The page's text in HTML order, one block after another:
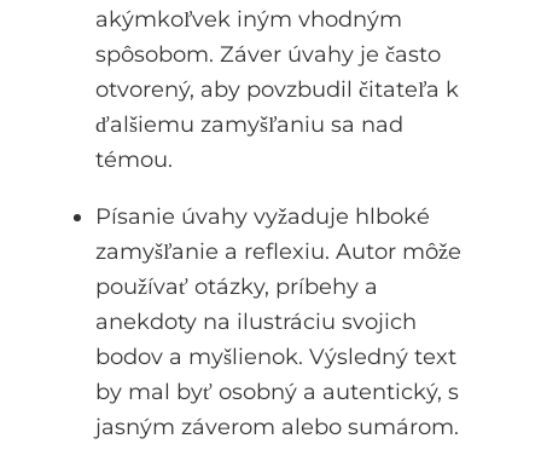
akýmkoľvek iným vhodným
spôsobom. Záver úvahy je často
otvorený, aby povzbudil čitateľa k
ďalšiemu zamyšľaniu sa nad
témou.
Písanie úvahy vyžaduje hlboké
zamyšľanie a reflexiu. Autor môže
používať otázky, príbehy a
anekdoty na ilustráciu svojich
bodov a myšlienok. Výsledný text
by mal byť osobný a autentický, s
jasným záverom alebo sumárom.